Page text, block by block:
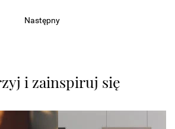
Następny
i zainspiruj się